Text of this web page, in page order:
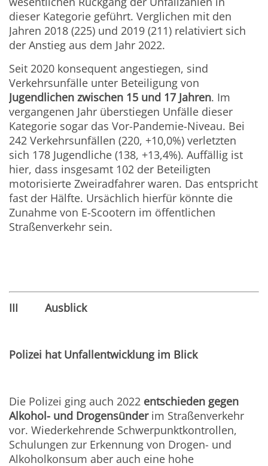
dieser Kategorie geführt. Verglichen mit den
Jahren 2018 (225) und 2019 (211) relativiert sich
der Anstieg aus dem Jahr 2022.
Seit 2020 konsequent angestiegen, sind
Verkehrsunfälle unter Beteiligung von
Jugendlichen zwischen 15 und 17 Jahren. Im
vergangenen Jahr überstiegen Unfälle dieser
Kategorie sogar das Vor-Pandemie-Niveau. Bei
242 Verkehrsunfällen (220, +10,0%) verletzten
sich 178 Jugendliche (138, +13,4%). Auffällig ist
hier, dass insgesamt 102 der Beteiligten
motorisierte Zweiradfahrer waren. Das entspricht
fast der Hälfte. Ursächlich hierfür könnte die
Zunahme von E-Scootern im öffentlichen
Straßenverkehr sein.
III Ausblick
Polizei hat Unfallentwicklung im Blick
Die Polizei ging auch 2022 entschieden gegen
Alkohol- und Drogensünderim Straßenverkehr
vor. Wiederkehrende Schwerpunktkontrollen,
Schulungen zur Erkennung von Drogen- und
Alkoholkonsum aber auch eine hohe